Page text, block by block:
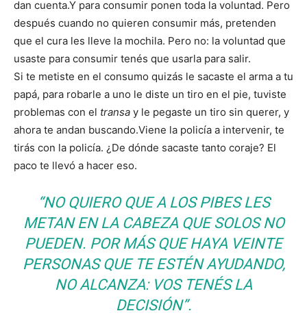
dan cuenta.Y para consumir ponen toda la voluntad. Pero
después cuando no quieren consumir más, pretenden
que el cura les lleve la mochila. Pero no: la voluntad que
usaste para consumir tenés que usarla para salir.
Si te metiste en el consumo quizás le sacaste el arma a tu
papá, para robarle a uno le diste un tiro en el pie, tuviste
problemas con el transa y le pegaste un tiro sin querer, y
ahora te andan buscando.Viene la policía a intervenir, te
tirás con la policía. ¿De dónde sacaste tanto coraje? El
paco te llevó a hacer eso.
“NO QUIERO QUE A LOS PIBES LES
METAN EN LA CABEZA QUE SOLOS NO
PUEDEN. POR MÁS QUE HAYA VEINTE
PERSONAS QUE TE ESTÉN AYUDANDO,
NO ALCANZA: VOS TENÉS LA
DECISIÓN”.